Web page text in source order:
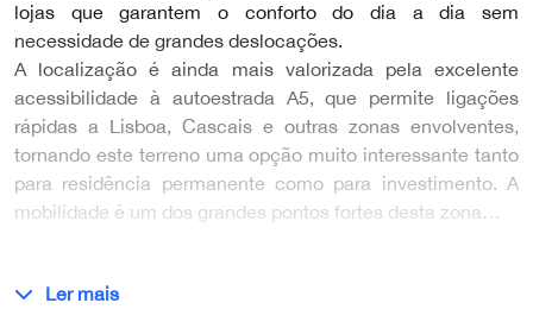
lojas que garantem o conforto do dia a dia sem
necessidade de grandes deslocações.
A localização é ainda mais valorizada pela excelente
acessibilidade à autoestrada A5, que permite ligações
rápidas a Lisboa, Cascais e outras zonas envolventes,
tornando este terreno uma opção muito interessante tanto
para residência permanente como para investimento. A
mobilidade é um dos grandes pontos fortes desta zona…
Ler mais